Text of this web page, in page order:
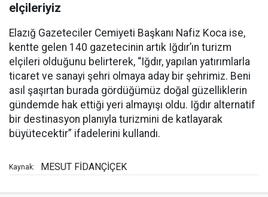
elçileriyiz
Elazığ Gazeteciler Cemiyeti Başkanı Nafiz Koca ise,
kentte gelen 140 gazetecinin artık Iğdır’ın turizm
elçileri olduğunu belirterek, “Iğdır, yapılan yatırımlarla
ticaret ve sanayi şehri olmaya aday bir şehrimiz. Beni
asıl şaşırtan burada gördüğümüz doğal güzelliklerin
gündemde hak ettiği yeri almayışı oldu. Iğdır alternatif
bir destinasyon planıyla turizmini de katlayarak
büyütecektir” ifadelerini kullandı.
Kaynak: MESUT FİDANÇİÇEK